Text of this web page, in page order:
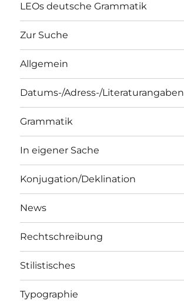
LEOs deutsche Grammatik
Zur Suche
Allgemein
Datums-/Adress-/Literaturangaben
Grammatik
In eigener Sache
Konjugation/Deklination
News
Rechtschreibung
Stilistisches
Typographie